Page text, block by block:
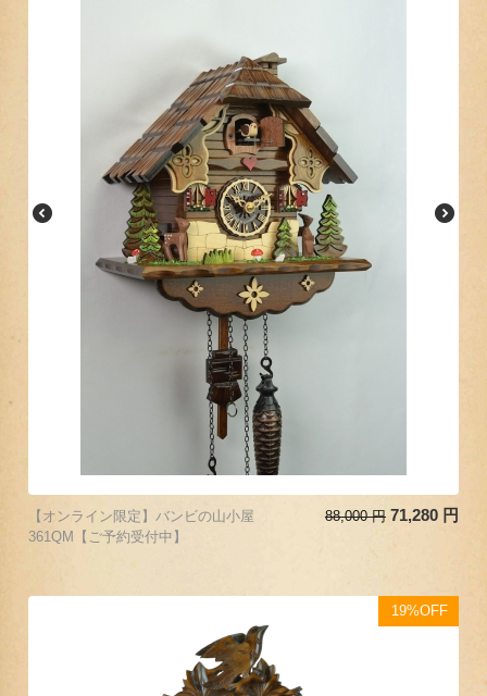
【オンライン限定】バンビの山小屋
361QM【ご予約受付中】
88,000 円 71,280 円
19%OFF